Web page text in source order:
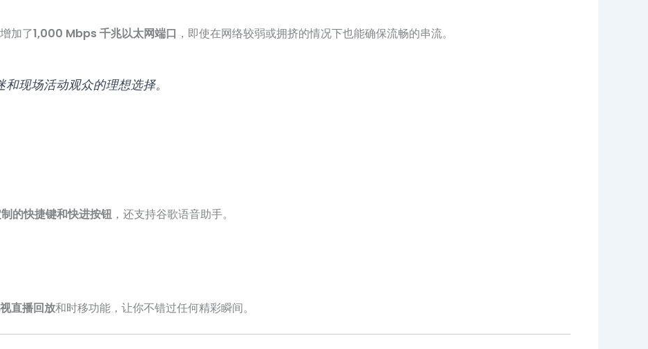
加了1,000 Mbps 千兆以太网端口 ，即使在网络较弱或拥挤的情况下也能确保流畅的串流。
现场活动观众的理想选择。
的快捷键和快进按钮 ，还支持谷歌语音助手。
直播回放和时移功能，让你不错过任何精彩瞬间。